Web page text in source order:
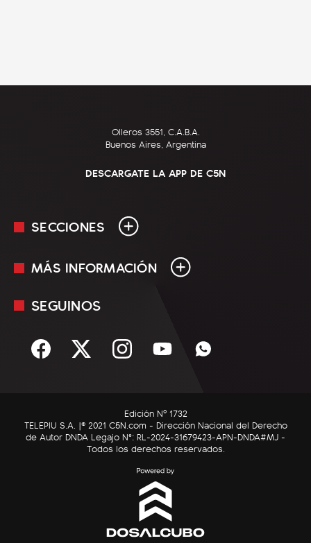
Olleros 3551, C.A.B.A.
Buenos Aires, Argentina
DESCARGATE LA APP DE C5N
SECCIONES
En Vivo
Sociedad
C5N Autos
RatingCero
MÁS INFORMACIÓN
Mediakit
Términos y condiciones
SEGUINOS
Edición Nº 1732
TELEPIU S.A. |© 2021 C5N.com - Dirección Nacional del Derecho
de Autor DNDA Legajo N°: RL-2024-31679423-APN-DNDA#MJ -
Todos los derechos reservados.